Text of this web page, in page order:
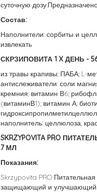
суточную
Состав:
Наполнители: сорбиты и
извлекать
СКРЗИПОВИТА 1 X ДЕНЬ -
из травы крапивы; ПАБА; L-
антислеживатели: соли
кремния; витамин В6;
(витаминВ1); витамин А;
наполнитель: целлюлоза,
SKRZYPOVITA PRO
7 МЛ
Показания:
Skrzypovita PRO
защищающий и улучшающий